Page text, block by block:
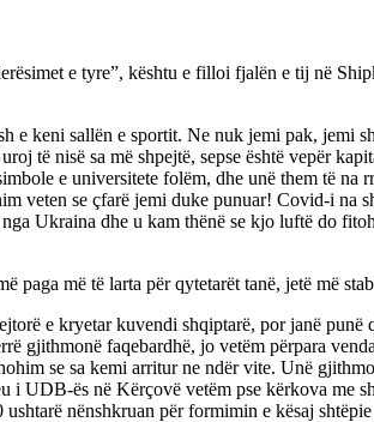
e tyre”, kështu e filloi fjalën e tij në
e keni sallën e sportit. Ne nuk jemi pak, jemi
të nisë sa më shpejtë, sepse është vepër
e universitete folëm, dhe unë them të na
veten se çfarë jemi duke punuar! Covid-i na
Ukraina dhe u kam thënë se kjo luftë do
më të larta për qytetarët tanë, jetë më
e kryetar kuvendi shqiptarë, por janë punë
gjithmonë faqebardhë, jo vetëm përpara
se sa kemi arritur ne ndër vite. Unë
i UDB-ës në Kërçovë vetëm pse kërkova me
nënshkruan për formimin e kësaj